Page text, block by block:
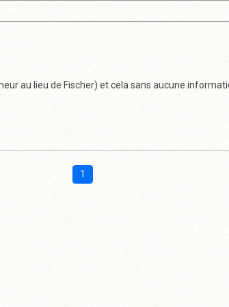
au lieu de Fischer) et cela sans aucune
1